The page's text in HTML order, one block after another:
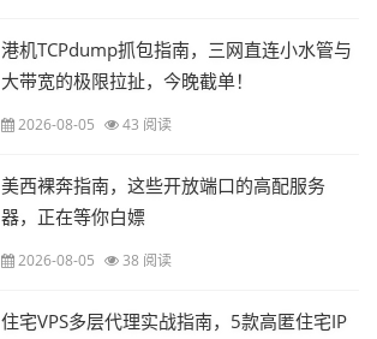
港机TCPdump抓包指南，三网直连小水管与
大带宽的极限拉扯，今晚截单！
2026-08-05 43 阅读
美西裸奔指南，这些开放端口的高配服务
器，正在等你白嫖
2026-08-05 38 阅读
住宅VPS多层代理实战指南，5款高匿住宅IP